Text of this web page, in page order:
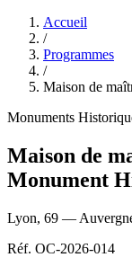
Accueil
/
Programmes
/
Maison de
Monuments
Maison de
Monument
Lyon, 69 —
Réf. OC-2026-014